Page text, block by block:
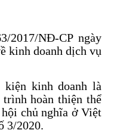
2017/NĐ-CP ngày
kinh doanh dịch vụ
kiện kinh doanh là
hoàn thiện thể
chủ nghĩa ở Việt
3/2020.